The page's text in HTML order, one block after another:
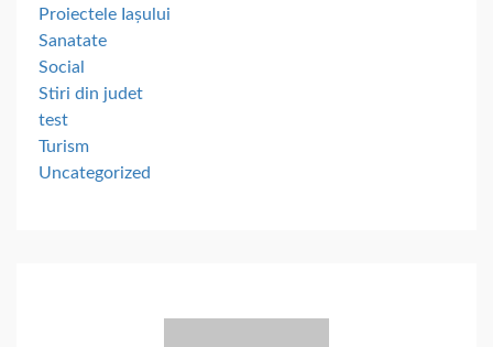
Proiectele Iașului
Sanatate
Social
Stiri din judet
test
Turism
Uncategorized